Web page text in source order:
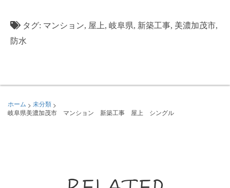
タグ: マンション, 屋上, 岐阜県, 新築工事, 美濃加茂市,
防水
ホーム > 未分類 >
岐阜県美濃加茂市 マンション 新築工事 屋上 シングル